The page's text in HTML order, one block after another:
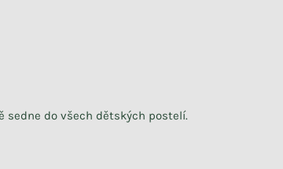
sedne do všech dětských postelí.